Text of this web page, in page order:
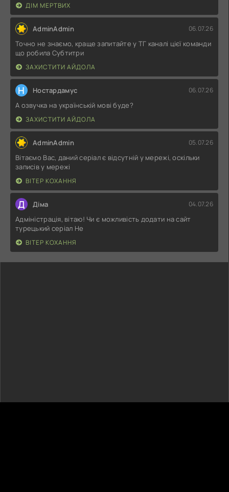
ДІМ МЕРТВИХ
AdminAdmin 06.07.26
Точно не знаємо, краще запитайте у ТГ каналі цієї команди
що робила Субтитри
ЗАХИСТИТИ АЙДОЛА
Н Ностардамус 06.07.26
А озвучка на українській мові буде?
ЗАХИСТИТИ АЙДОЛА
AdminAdmin 05.07.26
Вітаємо Вас, даний серіал є відсутній у мережі, оскільки
записів у мережі
ВІТЕР КОХАННЯ
Д Діма 04.07.26
Адміністрація, вітаю! Чи є можливість додати на сайт
турецький серіал Не
ВІТЕР КОХАННЯ